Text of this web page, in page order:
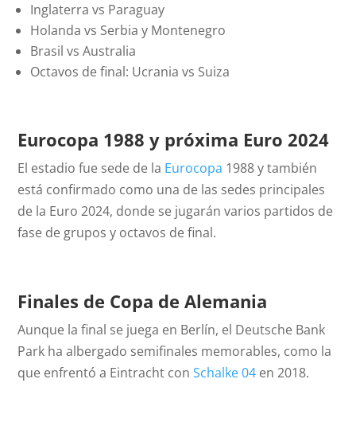
Inglaterra vs Paraguay
Holanda vs Serbia y Montenegro
Brasil vs Australia
Octavos de final: Ucrania vs Suiza
Eurocopa 1988 y próxima Euro 2024
El estadio fue sede de la Eurocopa 1988 y también
está confirmado como una de las sedes principales
de la Euro 2024, donde se jugarán varios partidos de
fase de grupos y octavos de final.
Finales de Copa de Alemania
Aunque la final se juega en Berlín, el Deutsche Bank
Park ha albergado semifinales memorables, como la
que enfrentó a Eintracht conSchalke 04 en 2018.